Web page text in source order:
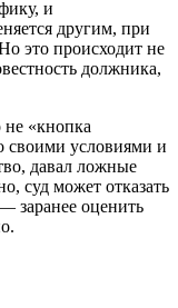
и
другим, при
это происходит не
должника,
«кнопка
своими условиями и
давал ложные
суд может отказать
заранее оценить